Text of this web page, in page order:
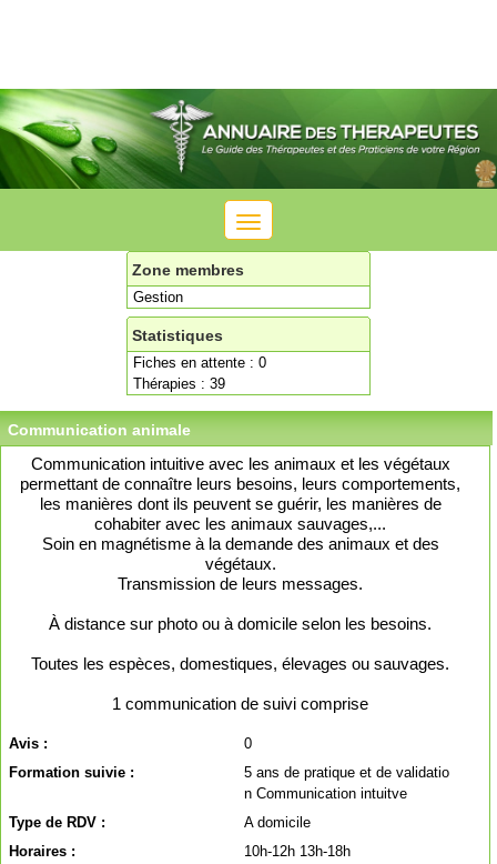
Toggle
navigation
Zone membres
Gestion
Statistiques
Fiches en attente : 0
Thérapies : 39
Communication animale
Communication intuitive avec les animaux et les végétaux
permettant de connaître leurs besoins, leurs comportements,
les manières dont ils peuvent se guérir, les manières de
cohabiter avec les animaux sauvages,...
Soin en magnétisme à la demande des animaux et des
végétaux.
Transmission de leurs messages.
À distance sur photo ou à domicile selon les besoins.
Toutes les espèces, domestiques, élevages ou sauvages.
1 communication de suivi comprise
Avis :
0
Formation suivie :
5 ans de pratique et de validatio
n Communication intuitve
Type de RDV :
A domicile
Horaires :
10h-12h 13h-18h